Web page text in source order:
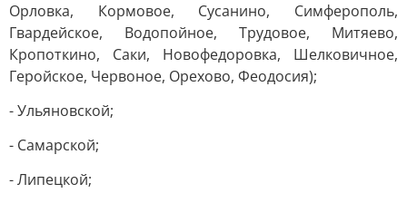
Орловка, Кормовое, Сусанино, Симферополь,
Гвардейское, Водопойное, Трудовое, Митяево,
Кропоткино, Саки, Новофедоровка, Шелковичное,
Геройское, Червоное, Орехово, Феодосия);
- Ульяновской;
- Самарской;
- Липецкой;